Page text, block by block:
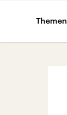
Themen